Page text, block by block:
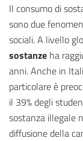
Il consumo di
sono due
sociali. A livello
sostanze ha
anni. Anche in
particolare è
il 39% degli
sostanza illegale
diffusione della